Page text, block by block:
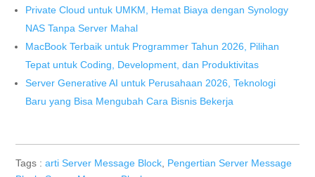
Private Cloud untuk UMKM, Hemat Biaya dengan Synology
NAS Tanpa Server Mahal
MacBook Terbaik untuk Programmer Tahun 2026, Pilihan
Tepat untuk Coding, Development, dan Produktivitas
Server Generative AI untuk Perusahaan 2026, Teknologi
Baru yang Bisa Mengubah Cara Bisnis Bekerja
Tags :arti Server Message Block Pengertian Server Message